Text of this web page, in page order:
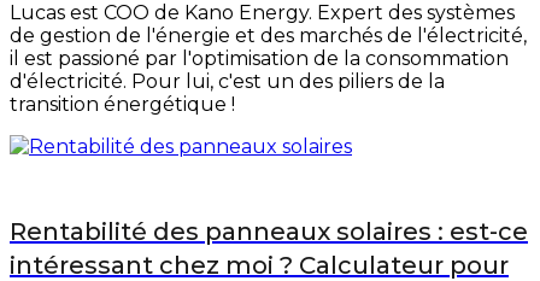
Lucas est COO de Kano Energy. Expert des systèmes
de gestion de l'énergie et des marchés de l'électricité,
il est passioné par l'optimisation de la consommation
d'électricité. Pour lui, c'est un des piliers de la
transition énergétique !
Rentabilité des panneaux solaires : est-ce
intéressant chez moi ? Calculateur pour